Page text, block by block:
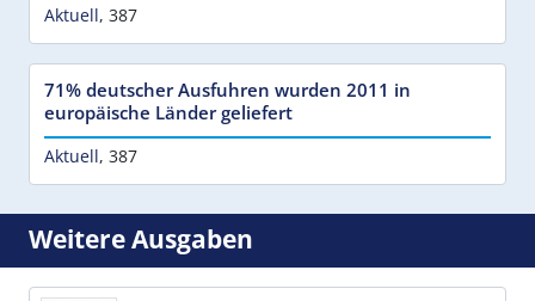
Aktuell, 387
71% deutscher Ausfuhren wurden 2011 in
europäische Länder geliefert
Aktuell, 387
Weitere Ausgaben